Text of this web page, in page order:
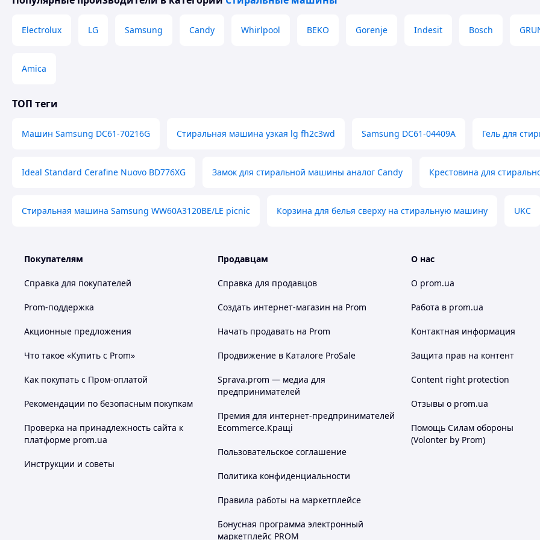
Electrolux LG Samsung Candy Whirlpool BEKO Gorenje Indesit Bosch
Amica
ТОП теги
Машин Samsung DC61-70216G Стиральная машина узкая lg fh2c3wd Samsung DC61-04409A Гель для
Ideal Standard Cerafine Nuovo BD776XG Замок для стиральной машины аналог Candy Крестовина для
Стиральная машина Samsung WW60A3120BE/LE picnic Корзина для белья сверху на стиральную машину UKC
Покупателям
Справка для покупателей
Prom-поддержка
Акционные предложения
Что такое «Купить с Prom»
Как покупать с Пром-оплатой
Рекомендации по безопасным покупкам
Проверка на принадлежность сайта к
платформе prom.ua
Инструкции и советы
Продавцам
Справка для продавцов
Создать интернет-магазин на Prom
Начать продавать на Prom
Продвижение в Каталоге ProSale
Sprava.prom — медиа для
предпринимателей
Премия для интернет-предпринимателей
Ecommerce.Кращі
Пользовательское соглашение
Политика конфиденциальности
Правила работы на маркетплейсе
Бонусная программа электронный
маркетплейс PROM
О нас
О prom.ua
Работа в prom.ua
Контактная информация
Защита прав на контент
Content right protection
Отзывы о prom.ua
Помощь Силам обороны
(Volonter by Prom)